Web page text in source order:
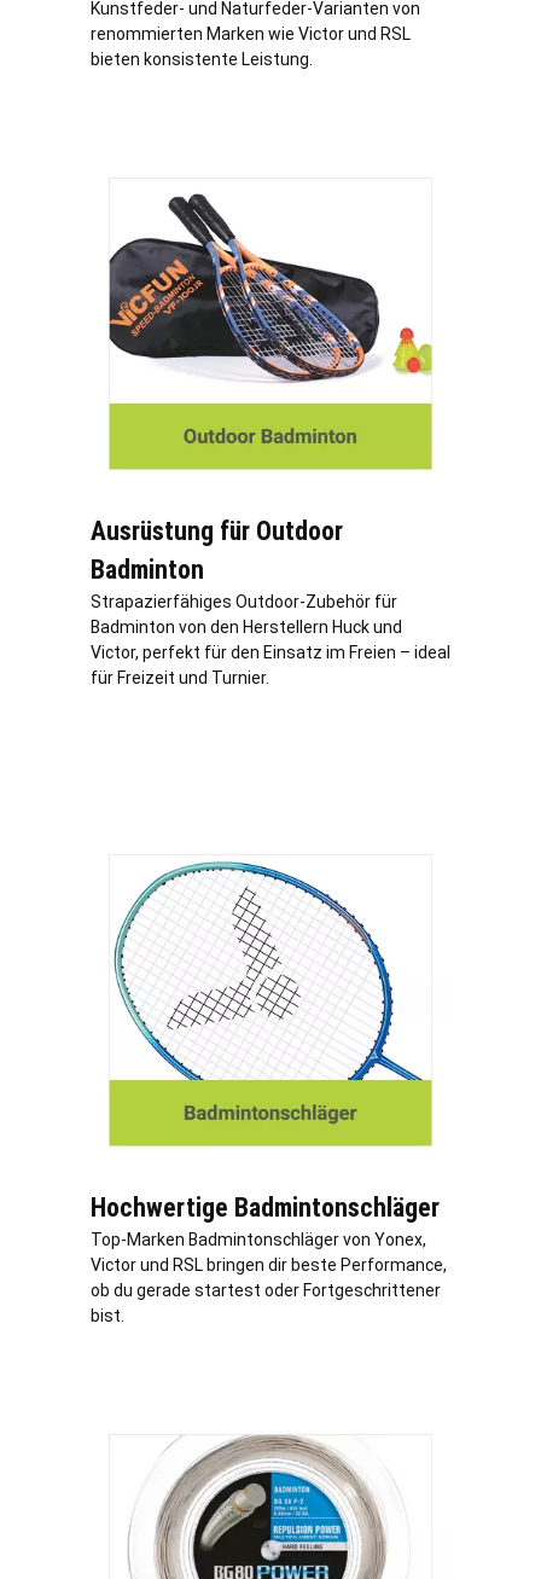
Kunstfeder- und Naturfeder-Varianten von
renommierten Marken wie Victor und RSL
bieten konsistente Leistung.
Ausrüstung für Outdoor
Badminton
Strapazierfähiges Outdoor-Zubehör für
Badminton von den Herstellern Huck und
Victor, perfekt für den Einsatz im Freien – ideal
für Freizeit und Turnier.
Hochwertige Badmintonschläger
Top-Marken Badmintonschläger von Yonex,
Victor und RSL bringen dir beste Performance,
ob du gerade startest oder Fortgeschrittener
bist.